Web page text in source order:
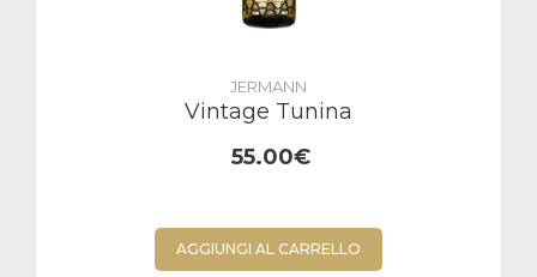
JERMANN
Vintage Tunina
55.00€
AGGIUNGI AL CARRELLO